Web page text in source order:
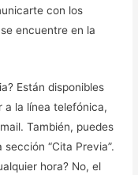
con los
encuentre en la
Están disponibles
a la línea telefónica,
También, puedes
“Cita Previa”.
hora? No, el